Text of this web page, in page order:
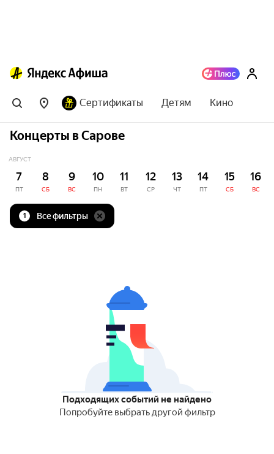
Сертификаты Детям Кино
Концерты в Сарове
АВГУСТ
7
ПТ
8
СБ
9
ВС
10
ПН
11
ВТ
12
СР
13
ЧТ
14
ПТ
15
СБ
16
ВС
1 Все фильтры
Подходящих событий не найдено
Попробуйте выбрать другой фильтр